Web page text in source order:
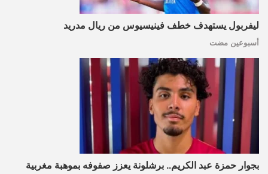
ليفربول يستهدف خطف فينيسيوس من ريال مدريد
أسبوعين مضت
بجوار حمزة عبد الكريم.. برشلونة يعزز صفوفه بموهبة مغربية